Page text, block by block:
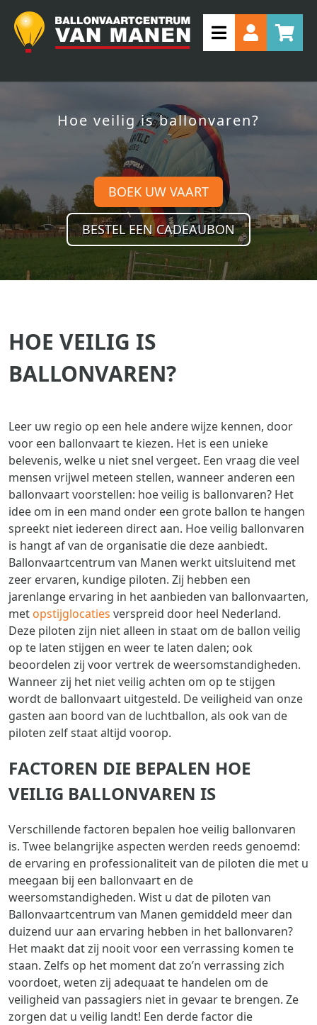
Hoe veilig is ballonvaren?
BOEK UW VAART
BESTEL EEN CADEAUBON
HOE VEILIG IS
BALLONVAREN?
Leer uw regio op een hele andere wijze kennen, door
voor een ballonvaart te kiezen. Het is een unieke
belevenis, welke u niet snel vergeet. Een vraag die veel
mensen vrijwel meteen stellen, wanneer anderen een
ballonvaart voorstellen: hoe veilig is ballonvaren? Het
idee om in een mand onder een grote ballon te hangen
spreekt niet iedereen direct aan. Hoe veilig ballonvaren
is hangt af van de organisatie die deze aanbiedt.
Ballonvaartcentrum van Manen werkt uitsluitend met
zeer ervaren, kundige piloten. Zij hebben een
jarenlange ervaring in het aanbieden van ballonvaarten,
met opstijglocaties verspreid door heel Nederland.
Deze piloten zijn niet alleen in staat om de ballon veilig
op te laten stijgen en weer te laten dalen; ook
beoordelen zij voor vertrek de weersomstandigheden.
Wanneer zij het niet veilig achten om op te stijgen
wordt de ballonvaart uitgesteld. De veiligheid van onze
gasten aan boord van de luchtballon, als ook van de
piloten zelf staat altijd voorop.
FACTOREN DIE BEPALEN HOE
VEILIG BALLONVAREN IS
Verschillende factoren bepalen hoe veilig ballonvaren
is. Twee belangrijke aspecten werden reeds genoemd:
de ervaring en professionaliteit van de piloten die met u
meegaan bij een ballonvaart en de
weersomstandigheden. Wist u dat de piloten van
Ballonvaartcentrum van Manen gemiddeld meer dan
duizend uur aan ervaring hebben in het ballonvaren?
Het maakt dat zij nooit voor een verrassing komen te
staan. Zelfs op het moment dat zo’n verrassing zich
voordoet, weten zij adequaat te handelen om de
veiligheid van passagiers niet in gevaar te brengen. Ze
zorgen dat u veilig landt! Een derde factor die